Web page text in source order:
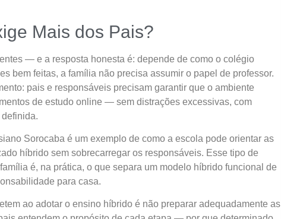
Mais dos Pais?
— e a resposta honesta é: depende de como o colégio
bem feitas, a família não precisa assumir o papel de professor.
pais e responsáveis precisam garantir que o ambiente
de estudo online — sem distrações excessivas, com
Sorocaba é um exemplo de como a escola pode orientar as
híbrido sem sobrecarregar os responsáveis. Esse tipo de
é, na prática, o que separa um modelo híbrido funcional de
para casa.
ao adotar o ensino híbrido é não preparar adequadamente as